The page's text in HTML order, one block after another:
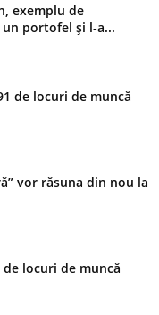
exemplu de
portofel și l‑a...
de locuri de muncă
vor răsuna din nou la
locuri de muncă